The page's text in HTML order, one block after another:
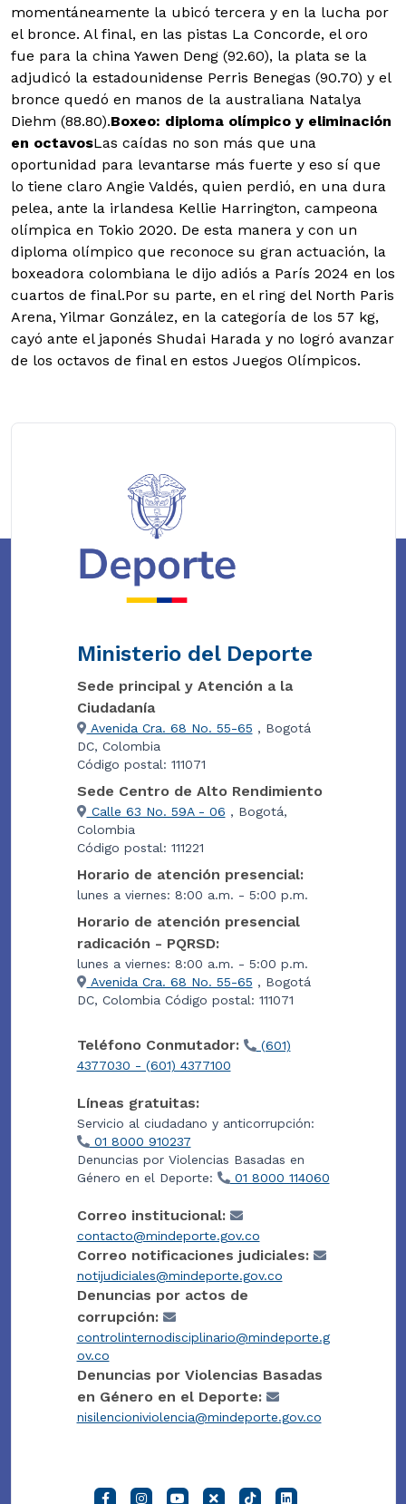
momentáneamente la ubicó tercera y en la lucha por
el bronce. Al final, en las pistas La Concorde, el oro
fue para la china Yawen Deng (92.60), la plata se la
adjudicó la estadounidense Perris Benegas (90.70) y el
bronce quedó en manos de la australiana Natalya
Diehm (88.80).Boxeo: diploma olímpico y eliminación
en octavosLas caídas no son más que una
oportunidad para levantarse más fuerte y eso sí que
lo tiene claro Angie Valdés, quien perdió, en una dura
pelea, ante la irlandesa Kellie Harrington, campeona
olímpica en Tokio 2020. De esta manera y con un
diploma olímpico que reconoce su gran actuación, la
boxeadora colombiana le dijo adiós a París 2024 en los
cuartos de final.Por su parte, en el ring del North Paris
Arena, Yilmar González, en la categoría de los 57 kg,
cayó ante el japonés Shudai Harada y no logró avanzar
de los octavos de final en estos Juegos Olímpicos.
Ministerio del Deporte
Sede principal y Atención a la
Ciudadanía
Avenida Cra. 68 No. 55-65 , Bogotá
DC, Colombia
Código postal: 111071
Sede Centro de Alto Rendimiento
Calle 63 No. 59A - 06 , Bogotá,
Colombia
Código postal: 111221
Horario de atención presencial:
lunes a viernes: 8:00 a.m. - 5:00 p.m.
Horario de atención presencial
radicación - PQRSD:
lunes a viernes: 8:00 a.m. - 5:00 p.m.
Avenida Cra. 68 No. 55-65 , Bogotá
DC, Colombia Código postal: 111071
Teléfono Conmutador:
(601)
4377030 - (601) 4377100
Líneas gratuitas:
Servicio al ciudadano y anticorrupción:
01 8000 910237
Denuncias por Violencias Basadas en
Género en el Deporte:
01 8000 114060
Correo institucional:
contacto@mindeporte.gov.co
Correo notificaciones judiciales:
notijudiciales@mindeporte.gov.co
Denuncias por actos de
corrupción:
controlinternodisciplinario@mindeporte.g
ov.co
Denuncias por Violencias Basadas
en Género en el Deporte:
nisilencioniviolencia@mindeporte.gov.co